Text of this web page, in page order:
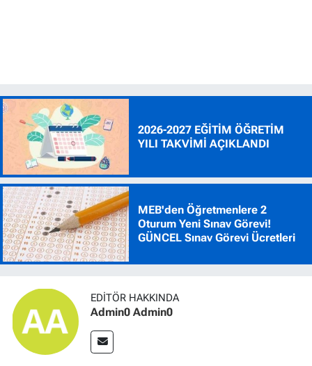
2026-2027 EĞİTİM ÖĞRETİM
YILI TAKVİMİ AÇIKLANDI
MEB'den Öğretmenlere 2
Oturum Yeni Sınav Görevi!
GÜNCEL Sınav Görevi Ücretleri
EDITÖR HAKKINDA
Admin0 Admin0